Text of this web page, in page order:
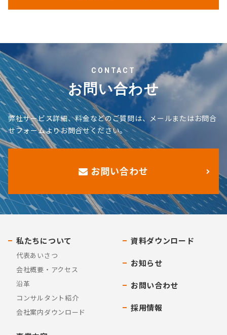
CONTACT
お問い合わせ
弊社サービス詳細、料金などのご質問は、メールまたはお問合
せフォームよりお問合せください。
お問い合わせ
私たちについて
代表あいさつ
会社概要・アクセス
沿革
コンサルタント紹介
会社案内ダウンロード
資料ダウンロード
お知らせ
お問い合わせ
採用情報